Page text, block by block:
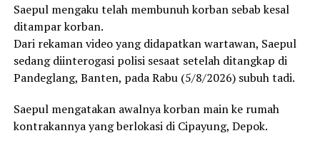
Saepul mengaku telah membunuh korban sebab kesal
ditampar korban.
Dari rekaman video yang didapatkan wartawan, Saepul
sedang diinterogasi polisi sesaat setelah ditangkap di
Pandeglang, Banten, pada Rabu (5/8/2026) subuh tadi.
Saepul mengatakan awalnya korban main ke rumah
kontrakannya yang berlokasi di Cipayung, Depok.